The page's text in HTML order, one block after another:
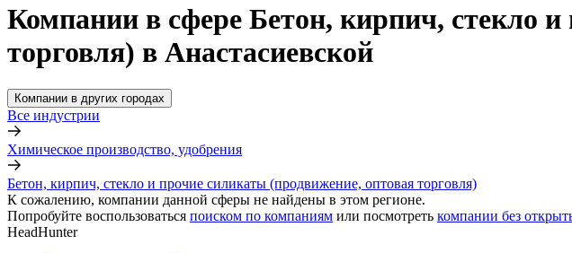
Компании в сфере Бетон, кирпич, стекло
торговля) в Анастасиевской
Компании в других городах
Все индустрии
Химическое производство, удобрения
Бетон, кирпич, стекло и прочие силикаты (продвижение, оптовая торговля)
К сожалению, компании данной сферы не найдены в этом регионе.
Попробуйте воспользоваться поиском по компаниям или посмотреть компании без
HeadHunter